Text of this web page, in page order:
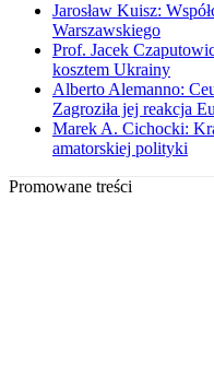
Jarosław Kuisz:
Warszawskiego
Prof. Jacek
kosztem Ukrainy
Alberto Alemanno:
Zagroziła jej reakcja
Marek A. Cichocki:
amatorskiej polityki
Promowane treści